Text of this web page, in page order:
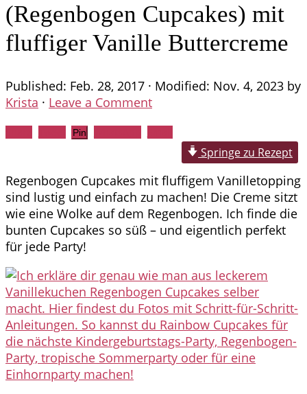
(Regenbogen Cupcakes) mit
fluffiger Vanille Buttercreme
Published: Feb. 28, 2017 · Modified: Nov. 4, 2023 by
Krista · Leave a Comment
Pin
Springe zu Rezept
Regenbogen Cupcakes mit fluffigem Vanilletopping
sind lustig und einfach zu machen! Die Creme sitzt
wie eine Wolke auf dem Regenbogen. Ich finde die
bunten Cupcakes so süß – und eigentlich perfekt
für jede Party!